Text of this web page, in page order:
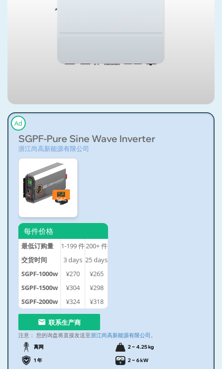
Ad
SGPF-Pure Sine Wave Inverter
浙江尚高新能源有限公司
每件价格
最低订购量 1-199件200+件
交货时间
3days 25days
SGPF-1000w
¥270
¥265
SGPF-1500w
¥304
¥298
SGPF-2000w
¥324 ¥318
联系生产商
注意： 您的询盘将直接发送至浙江尚高新能源有限公司 。
离网 2 ~ 4.25 kg
1 年 2 ~ 6 kW